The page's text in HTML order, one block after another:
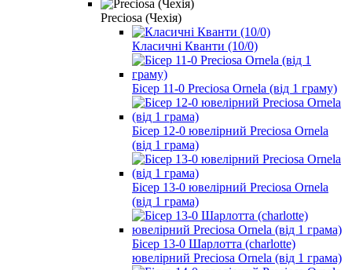
Preciosa (Чехія)
Класичні Кванти (10/0)
Бісер 11-0 Preciosa Ornela (від 1 граму)
Бісер 12-0 ювелірний Preciosa Ornela
(від 1 грама)
Бісер 13-0 ювелірний Preciosa Ornela
(від 1 грама)
Бісер 13-0 Шарлотта (charlotte)
ювелірний Preciosa Ornela (від 1 грама)